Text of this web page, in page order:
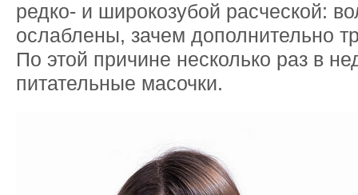
редко- и широкозубой расческой:
ослаблены, зачем дополнительно
По этой причине несколько раз в
питательные масочки.